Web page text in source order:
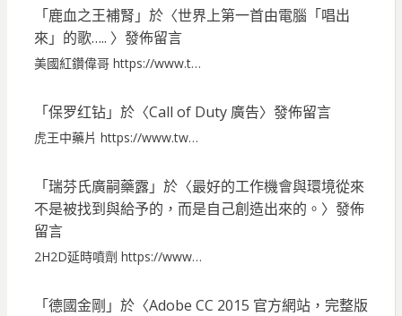
「鹿血之王補腎 」於〈世界上第一首由電腦「唱出
來」的歌….. 〉發佈留言
美國紅鑽偉哥 https://www.t…
「保罗红钻」於〈Call of Duty 廣告〉發佈留言
虎王中藥片 https://www.tw…
「瑞芬氏廣嗣藥露」於〈最好的工作機會與環境從來
不是被找到與給予的，而是自己創造出來的。 〉發佈
留言
2H2D延時噴劑 https://www…
「德國金剛 」於〈Adobe CC 2015 官方網站，完整版